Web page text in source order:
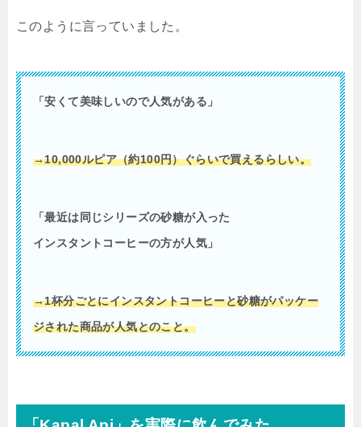
このように言っていました。
「安くて美味しいので人気がある」
→10,000ルピア（約100円）ぐらいで買えるらしい。
「最近は同じシリーズの砂糖が入った
インスタントコーヒーの方が人気」
→1杯分ごとにインスタントコーヒーと砂糖がパッケー
ジされた商品が人気とのこと。